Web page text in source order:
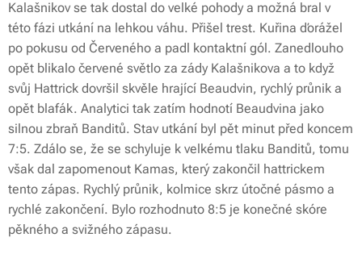
Kalašnikov se tak dostal do velké pohody a možná bral v
této fázi utkání na lehkou váhu. Přišel trest. Kuřina ďorážel
po pokusu od Červeného a padl kontaktní gól. Zanedlouho
opět blikalo červené světlo za zády Kalašnikova a to když
svůj Hattrick dovršil skvěle hrající Beaudvin, rychlý průnik a
opět blafák. Analytici tak zatím hodnotí Beaudvina jako
silnou zbraň Banditů. Stav utkání byl pět minut před koncem
7:5. Zdálo se, že se schyluje k velkému tlaku Banditů, tomu
však dal zapomenout Kamas, který zakončil hattrickem
tento zápas. Rychlý průnik, kolmice skrz útočné pásmo a
rychlé zakončení. Bylo rozhodnuto 8:5 je konečné skóre
pěkného a svižného zápasu.